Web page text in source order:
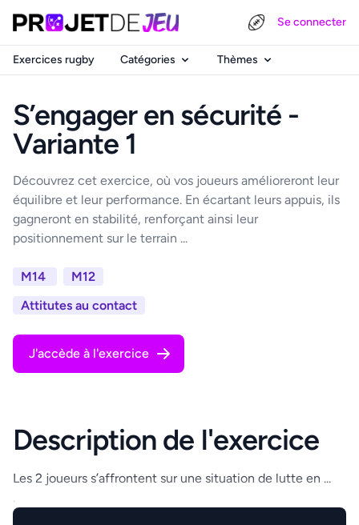
Se connecter
Exercices rugby Catégories Thèmes
S’engager en sécurité -
Variante 1
Découvrez cet exercice, où vos joueurs amélioreront leur
équilibre et leur performance. En écartant leurs appuis, ils
gagneront en stabilité, renforçant ainsi leur
positionnement sur le terrain ...
M14
M12
Attitutes au contact
J'accède à l'exercice
Description de l'exercice
Les 2 joueurs s’affrontent sur une situation de lutte en ...
.